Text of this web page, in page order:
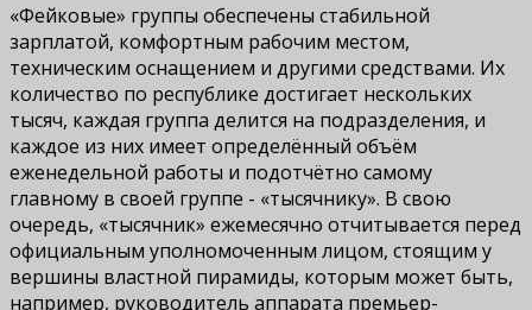
«Фейковые» группы обеспечены стабильной
зарплатой, комфортным рабочим местом,
техническим оснащением и другими средствами. Их
количество по республике достигает нескольких
тысяч, каждая группа делится на подразделения, и
каждое из них имеет определённый объём
еженедельной работы и подотчётно самому
главному в своей группе - «тысячнику». В свою
очередь, «тысячник» ежемесячно отчитывается перед
официальным уполномоченным лицом, стоящим у
вершины властной пирамиды, которым может быть,
например, руководитель аппарата премьер-